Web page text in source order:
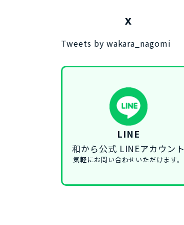
X
Tweets by wakara_nagomi
LINE
和から公式 LINEアカウント
気軽にお問い合わせいただけます。